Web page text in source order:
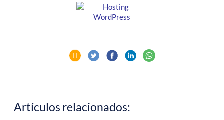
Artículos relacionados: